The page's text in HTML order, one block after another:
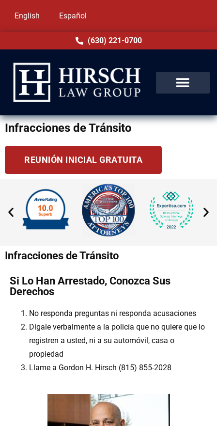
English Español
(630) 221-0700
Infracciones de Tránsito
REUNIÓN INICIAL GRATUITA
Infracciones de Tránsito
Si Lo Han Arrestado, Conozca Sus
Derechos
No responda preguntas ni responda acusaciones
Dígale verbalmente a la policía que no quiere que lo
registren a usted, ni a su automóvil, casa o
propiedad
Llame a Gordon H. Hirsch (815) 855-2028